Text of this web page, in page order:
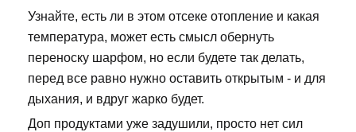
Узнайте, есть ли в этом отсеке отопление и какая
температура, может есть смысл обернуть
переноску шарфом, но если будете так делать,
перед все равно нужно оставить открытым - и для
дыхания, и вдруг жарко будет.
Доп продуктами уже задушили, просто нет сил